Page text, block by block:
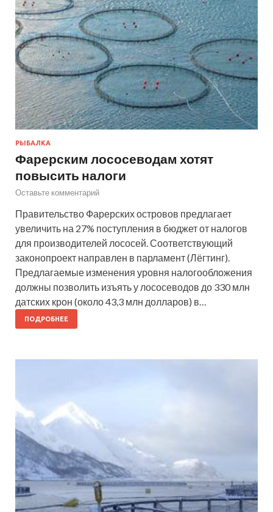
РЫБАЛКА
Фарерским лососеводам хотят
повысить налоги
Оставьте комментарий
Правительство Фарерских островов предлагает
увеличить на 27% поступления в бюджет от налогов
для производителей лососей. Соответствующий
законопроект направлен в парламент (Лёгтинг).
Предлагаемые изменения уровня налогообложения
должны позволить изъять у лососеводов до 330 млн
датских крон (около 43,3 млн долларов) в…
ПОДРОБНЕЕ